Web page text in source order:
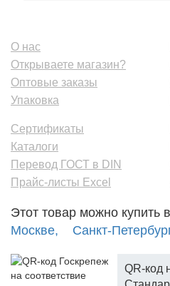
О нас
Открываете магазин?
Оптовые заказы
Упаковка
Сертификаты
Каталоги
Перевод ГОСТ в DIN
Прайс-листы Excel
Этот товар можно купить
Москве,
Санкт-
QR-код